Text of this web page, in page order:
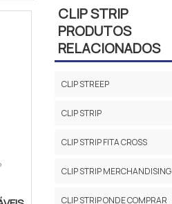
CLIP STRIP
PRODUTOS
RELACIONADOS
CLIP STREEP
CLIP STRIP
CLIP STRIP FITA CROSS
CLIP STRIP MERCHANDISING
CLIP STRIP ONDE COMPRAR